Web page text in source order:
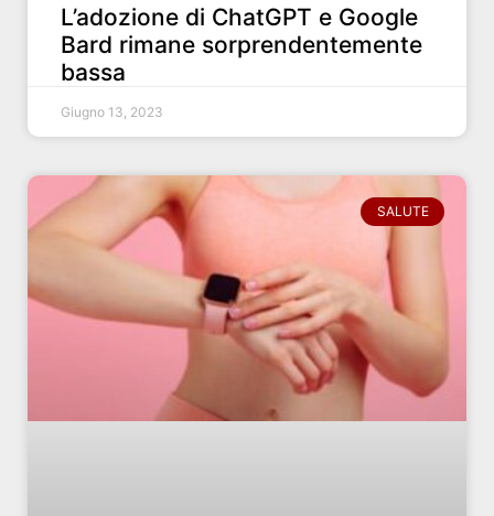
L’adozione di ChatGPT e Google
Bard rimane sorprendentemente
bassa
Giugno 13, 2023
SALUTE